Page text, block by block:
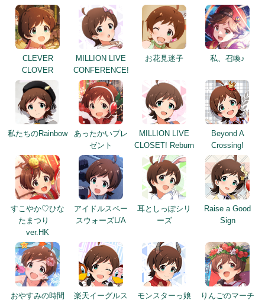
CLEVER
CLOVER
MILLION LIVE
CONFERENCE!
お花見迷子 私、召喚♪
私たちのRainbow
あったかいプレ
ゼント
MILLION LIVE
CLOSET! Reburn
Beyond A
Crossing!
すこやか♡ひな
たまつり
ver.HK
アイドルスペー
スウォーズL/A
耳としっぽシリ
ーズ
Raise a Good
Sign
おやすみの時間 楽天イーグルス
モンスターっ娘
りんごのマーチ